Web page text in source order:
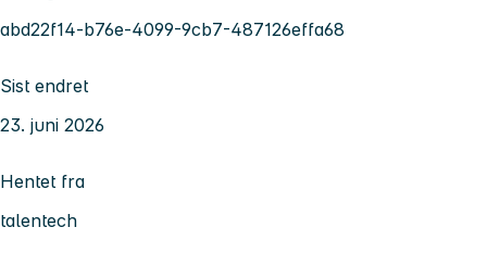
abd22f14-b76e-4099-9cb7-487126effa68
Sist endret
23. juni 2026
Hentet fra
talentech